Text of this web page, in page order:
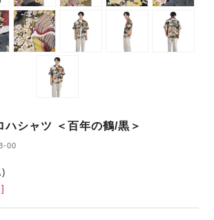
ハシャツ ＜百年の鶴/黒＞
00
)